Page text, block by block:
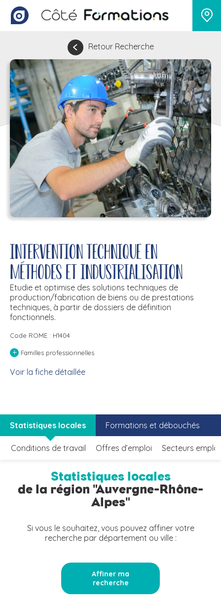
Retour Recherche
Intervention technique en
méthodes et industrialisation
Etudie et optimise des solutions techniques de
production/fabrication de biens ou de prestations
techniques, à partir de dossiers de définition
fonctionnels.
Code ROME : H1404
+ Familles professionnelles
Voir la fiche détaillée
Statistiques locales Formations et débouchés
Conditions de travail Offres d’emploi Secteurs
Statistiques locales
de la région "Auvergne-Rhône-
Alpes"
Si vous le souhaitez, vous pouvez affiner votre
recherche par département ou ville :
Affiner ma
recherche